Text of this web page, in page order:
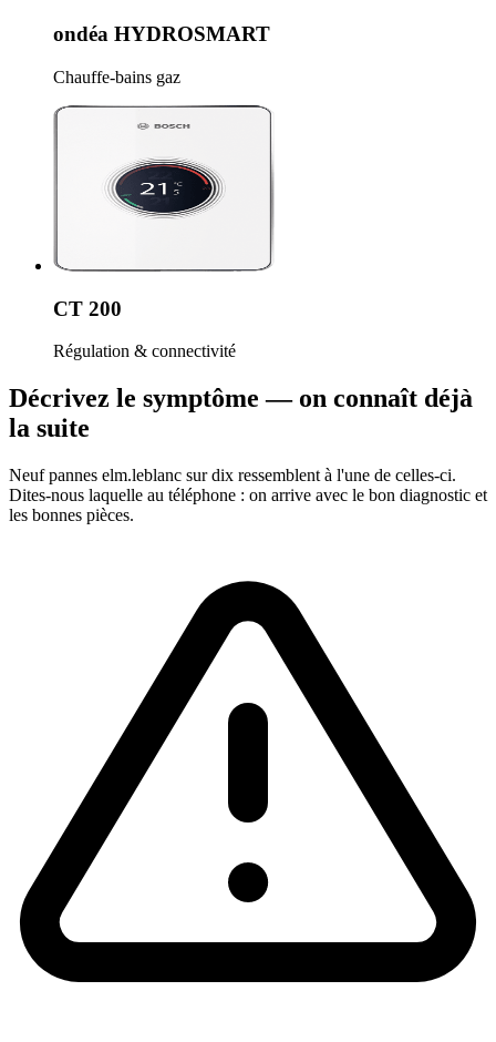
ondéa HYDROSMART
Chauffe-bains gaz
CT 200
Régulation & connectivité
Décrivez le symptôme — on connaît déjà
la suite
Neuf pannes elm.leblanc sur dix ressemblent à l'une de celles-ci.
Dites-nous laquelle au téléphone : on arrive avec le bon diagnostic et
les bonnes pièces.